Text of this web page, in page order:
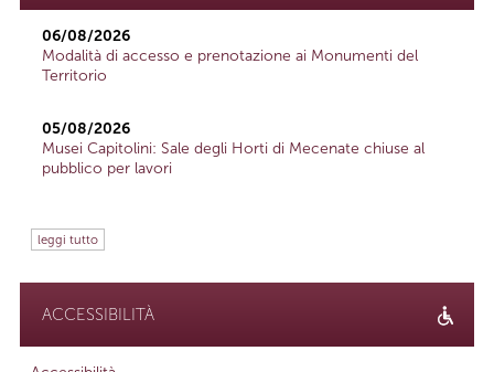
06/08/2026
Modalità di accesso e prenotazione ai Monumenti del
Territorio
05/08/2026
Musei Capitolini: Sale degli Horti di Mecenate chiuse al
pubblico per lavori
leggi tutto
ACCESSIBILITÀ